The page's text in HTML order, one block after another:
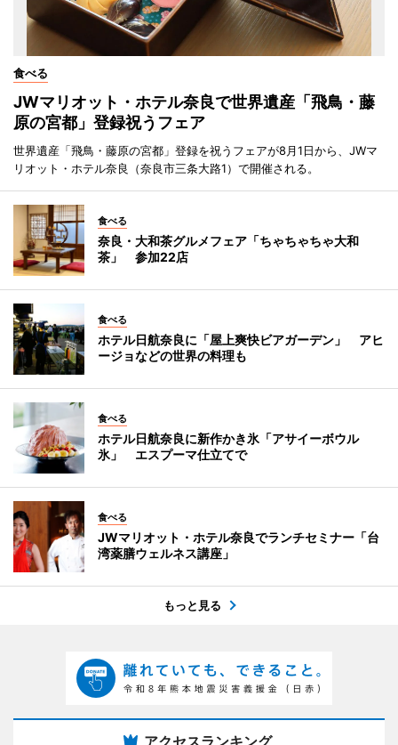
食べる
JWマリオット・ホテル奈良で世界遺産「飛鳥・藤
原の宮都」登録祝うフェア
世界遺産「飛鳥・藤原の宮都」登録を祝うフェアが8月1日から、JWマ
リオット・ホテル奈良（奈良市三条大路1）で開催される。
食べる
奈良・大和茶グルメフェア「ちゃちゃちゃ大和
茶」 参加22店
食べる
ホテル日航奈良に「屋上爽快ビアガーデン」 アヒ
ージョなどの世界の料理も
食べる
ホテル日航奈良に新作かき氷「アサイーボウル
氷」 エスプーマ仕立てで
食べる
JWマリオット・ホテル奈良でランチセミナー「台
湾薬膳ウェルネス講座」
もっと見る